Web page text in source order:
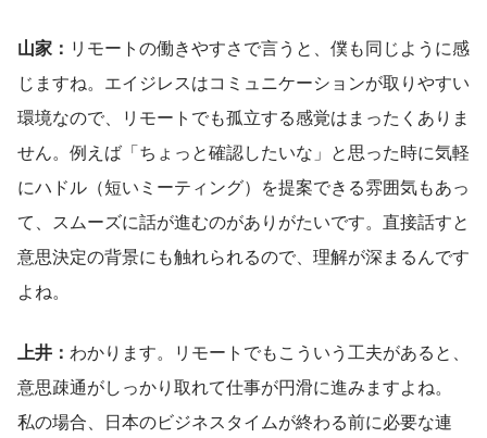
山家： リモートの働きやすさで言うと、僕も同じように感
じますね。エイジレスはコミュニケーションが取りやすい
環境なので、リモートでも孤立する感覚はまったくありま
せん。例えば「ちょっと確認したいな」と思った時に気軽
にハドル（短いミーティング）を提案できる雰囲気もあっ
て、スムーズに話が進むのがありがたいです。直接話すと
意思決定の背景にも触れられるので、理解が深まるんです
よね。
上井： わかります。リモートでもこういう工夫があると、
意思疎通がしっかり取れて仕事が円滑に進みますよね。
私の場合、日本のビジネスタイムが終わる前に必要な連